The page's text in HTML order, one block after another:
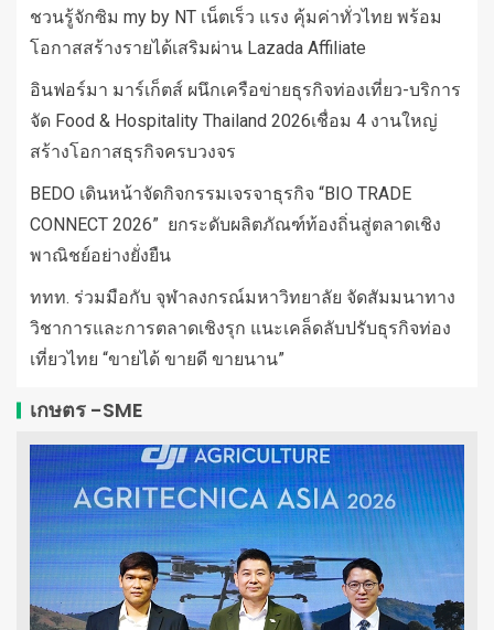
ชวนรู้จักซิม my by NT เน็ตเร็ว แรง คุ้มค่าทั่วไทย พร้อม
โอกาสสร้างรายได้เสริมผ่าน Lazada Affiliate
อินฟอร์มา มาร์เก็ตส์ ผนึกเครือข่ายธุรกิจท่องเที่ยว-บริการ
จัด Food & Hospitality Thailand 2026เชื่อม 4 งานใหญ่
สร้างโอกาสธุรกิจครบวงจร
BEDO เดินหน้าจัดกิจกรรมเจรจาธุรกิจ “BIO TRADE
CONNECT 2026” ยกระดับผลิตภัณฑ์ท้องถิ่นสู่ตลาดเชิง
พาณิชย์อย่างยั่งยืน
ททท. ร่วมมือกับ จุฬาลงกรณ์มหาวิทยาลัย จัดสัมมนาทาง
วิชาการและการตลาดเชิงรุก แนะเคล็ดลับปรับธุรกิจท่อง
เที่ยวไทย “ขายได้ ขายดี ขายนาน”
เกษตร -SME